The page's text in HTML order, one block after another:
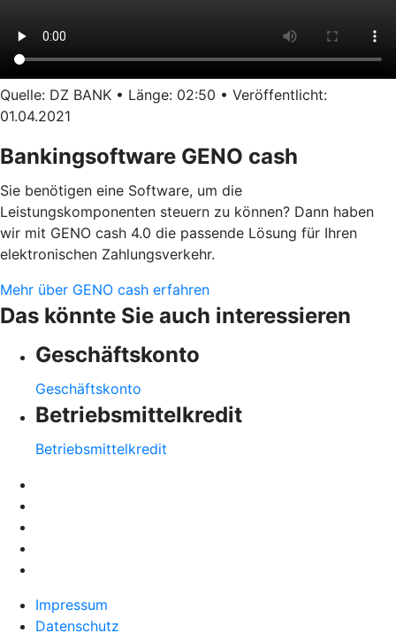
Quelle: DZ BANK • Länge: 02:50 • Veröffentlicht:
01.04.2021
Bankingsoftware GENO cash
Sie benötigen eine Software, um die
Leistungskomponenten steuern zu können? Dann haben
wir mit GENO cash 4.0 die passende Lösung für Ihren
elektronischen Zahlungsverkehr.
Mehr über GENO cash erfahren
Das könnte Sie auch interessieren
Geschäftskonto
Geschäftskonto
Betriebsmittelkredit
Betriebsmittelkredit
Impressum
Datenschutz